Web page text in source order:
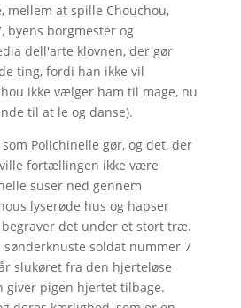
mellem at spille Chouchou,
byens borgmester og
dell'arte klovnen, der gør
ting, fordi han ikke vil
ikke vælger ham til mage, nu
til at le og danse).
Polichinelle gør, og det, der
fortællingen ikke være
suser ned gennem
lyserøde hus og hapser
det under et stort træ.
soldat nummer 7
slukøret fra den hjerteløse
giver pigen hjertet tilbage.